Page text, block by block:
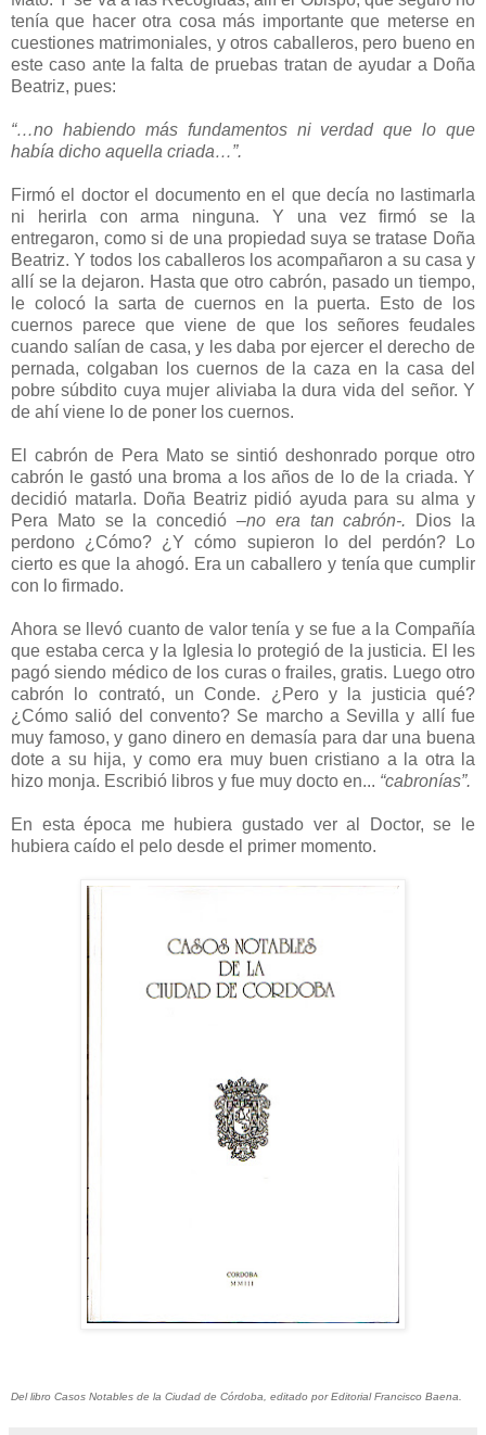
tenía que hacer otra cosa más importante que meterse en
cuestiones matrimoniales, y otros caballeros, pero bueno en
este caso ante la falta de pruebas tratan de ayudar a Doña
Beatriz, pues:
“…no habiendo más fundamentos ni verdad que lo que
había dicho aquella criada…”.
Firmó el doctor el documento en el que decía no lastimarla
ni herirla con arma ninguna. Y una vez firmó se la
entregaron, como si de una propiedad suya se tratase Doña
Beatriz. Y todos los caballeros los acompañaron a su casa y
allí se la dejaron. Hasta que otro cabrón, pasado un tiempo,
le colocó la sarta de cuernos en la puerta. Esto de los
cuernos parece que viene de que los señores feudales
cuando salían de casa, y les daba por ejercer el derecho de
pernada, colgaban los cuernos de la caza en la casa del
pobre súbdito cuya mujer aliviaba la dura vida del señor. Y
de ahí viene lo de poner los cuernos.
El cabrón de Pera Mato se sintió deshonrado porque otro
cabrón le gastó una broma a los años de lo de la criada. Y
decidió matarla. Doña Beatriz pidió ayuda para su alma y
Pera Mato se la concedió –no era tan cabrón-. Dios la
perdono ¿Cómo? ¿Y cómo supieron lo del perdón? Lo
cierto es que la ahogó. Era un caballero y tenía que cumplir
con lo firmado.
Ahora se llevó cuanto de valor tenía y se fue a la Compañía
que estaba cerca y la Iglesia lo protegió de la justicia. El les
pagó siendo médico de los curas o frailes, gratis. Luego otro
cabrón lo contrató, un Conde. ¿Pero y la justicia qué?
¿Cómo salió del convento? Se marcho a Sevilla y allí fue
muy famoso, y gano dinero en demasía para dar una buena
dote a su hija, y como era muy buen cristiano a la otra la
hizo monja. Escribió libros y fue muy docto en... “cabronías”.
En esta época me hubiera gustado ver al Doctor, se le
hubiera caído el pelo desde el primer momento.
Del libro Casos Notables de la Ciudad de Córdoba, editado por Editorial Francisco Baena.